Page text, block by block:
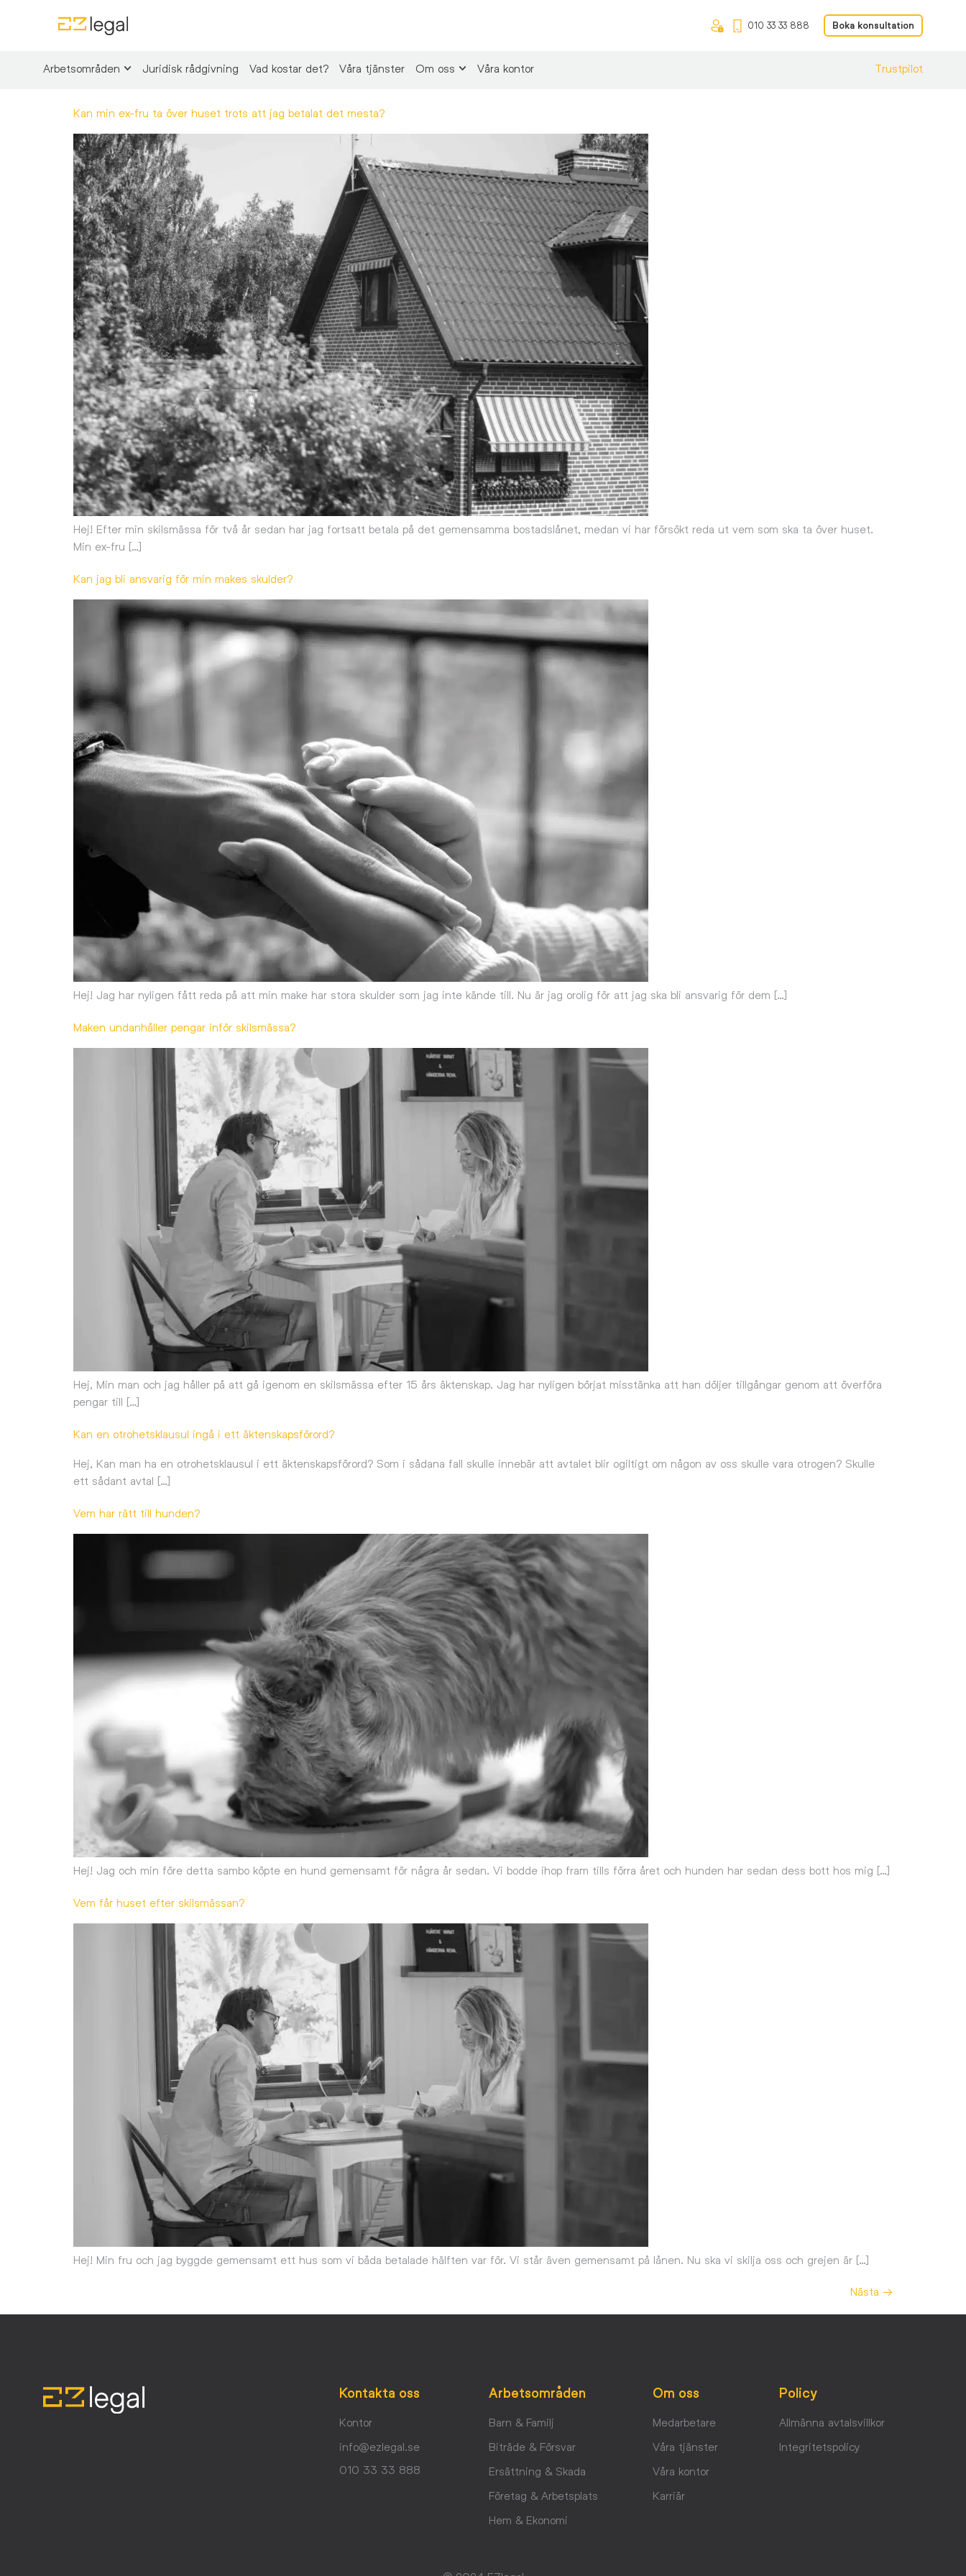
010 33 33 888 Boka konsultation
Arbetsområden Juridisk rådgivning Vad kostar det? Våra tjänster Om oss Våra kontor Trustpilot
Kan min ex-fru ta över huset trots att jag betalat det mesta?
Hej! Efter min skilsmässa för två år sedan har jag fortsatt betala på det gemensamma bostadslånet, medan vi har försökt reda ut vem som ska ta över huset.
Min ex-fru […]
Kan jag bli ansvarig för min makes skulder?
Hej! Jag har nyligen fått reda på att min make har stora skulder som jag inte kände till. Nu är jag orolig för att jag ska bli ansvarig för dem […]
Maken undanhåller pengar inför skilsmässa?
Hej, Min man och jag håller på att gå igenom en skilsmässa efter 15 års äktenskap. Jag har nyligen börjat misstänka att han döljer tillgångar genom att överföra
pengar till […]
Kan en otrohetsklausul ingå i ett äktenskapsförord?
Hej, Kan man ha en otrohetsklausul i ett äktenskapsförord? Som i sådana fall skulle innebär att avtalet blir ogiltigt om någon av oss skulle vara otrogen? Skulle
ett sådant avtal […]
Vem har rätt till hunden?
Hej! Jag och min före detta sambo köpte en hund gemensamt för några år sedan. Vi bodde ihop fram tills förra året och hunden har sedan dess bott hos mig […]
Vem får huset efter skilsmässan?
Hej! Min fru och jag byggde gemensamt ett hus som vi båda betalade hälften var för. Vi står även gemensamt på lånen. Nu ska vi skilja oss och grejen är […]
Nästa →
Kontakta oss
Kontor
info@ezlegal.se
010 33 33 888
Arbetsområden
Barn & Familj
Biträde & Försvar
Ersättning & Skada
Företag & Arbetsplats
Hem & Ekonomi
Om oss
Medarbetare
Våra tjänster
Våra kontor
Karriär
Policy
Allmänna avtalsvillkor
Integritetspolicy